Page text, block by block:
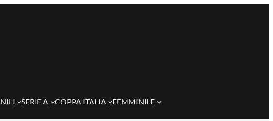
SERIE A COPPA ITALIA FEMMINILE